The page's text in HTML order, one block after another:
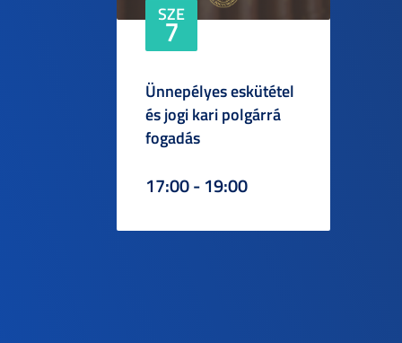
SZE
7
Ünnepélyes eskütétel
és jogi kari polgárrá
fogadás
17:00 - 19:00